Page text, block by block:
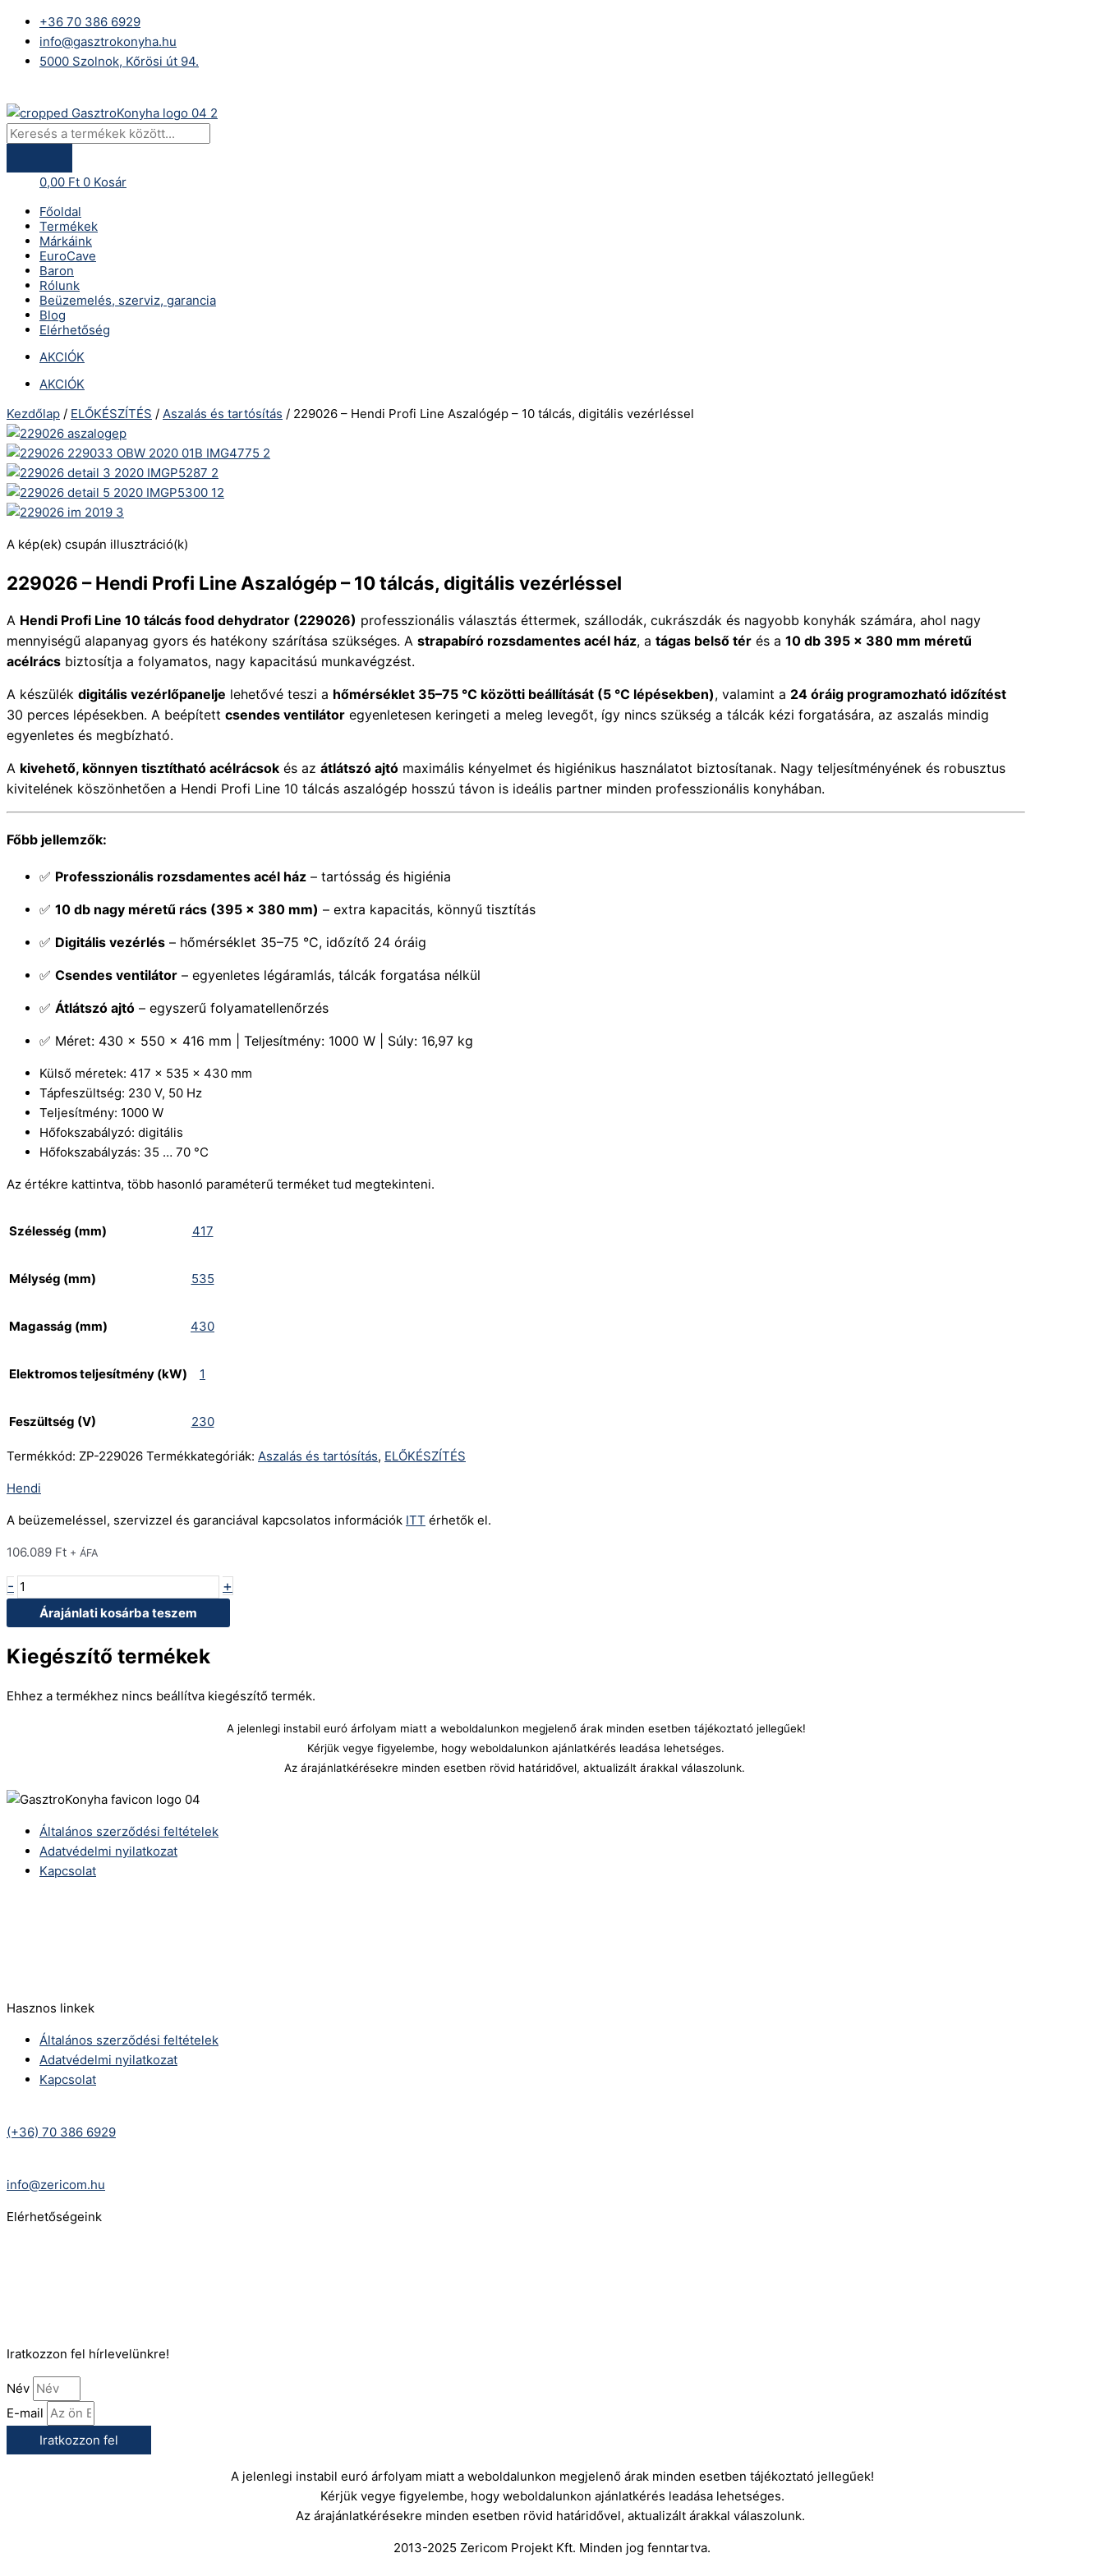
content
+36 70 386 6929
info@gasztrokonyha.hu
5000 Szolnok, Kőrösi út 94.
search
0,00 Ft 0 Kosár
Főoldal
Termékek
Márkáink
EuroCave
Baron
Rólunk
Beüzemelés, szerviz, garancia
Blog
Elérhetőség
AKCIÓK
AKCIÓK
Kezdőlap / ELŐKÉSZÍTÉS / Aszalás és tartósítás / 229026 – Hendi Profi Line Aszalógép – 10 tálcás, digitális vezérléssel
A kép(ek) csupán illusztráció(k)
229026 – Hendi Profi Line Aszalógép – 10 tálcás, digitális vezérléssel
A Hendi Profi Line 10 tálcás food dehydrator (229026) professzionális választás éttermek, szállodák, cukrászdák és nagyobb konyhák számára, ahol nagy
mennyiségű alapanyag gyors és hatékony szárítása szükséges. A strapabíró rozsdamentes acél ház, a tágas belső tér és a 10 db 395 × 380 mm méretű
acélrács biztosítja a folyamatos, nagy kapacitású munkavégzést.
A készülék digitális vezérlőpanelje lehetővé teszi a hőmérséklet 35–75 °C közötti beállítását (5 °C lépésekben), valamint a 24 óráig programozható időzítést
30 perces lépésekben. A beépített csendes ventilátor egyenletesen keringeti a meleg levegőt, így nincs szükség a tálcák kézi forgatására, az aszalás mindig
egyenletes és megbízható.
A kivehető, könnyen tisztítható acélrácsok és az átlátszó ajtó maximális kényelmet és higiénikus használatot biztosítanak. Nagy teljesítményének és robusztus
kivitelének köszönhetően a Hendi Profi Line 10 tálcás aszalógép hosszú távon is ideális partner minden professzionális konyhában.
Főbb jellemzők:
✅ Professzionális rozsdamentes acél ház – tartósság és higiénia
✅ 10 db nagy méretű rács (395 × 380 mm) – extra kapacitás, könnyű tisztítás
✅ Digitális vezérlés – hőmérséklet 35–75 °C, időzítő 24 óráig
✅ Csendes ventilátor – egyenletes légáramlás, tálcák forgatása nélkül
✅ Átlátszó ajtó – egyszerű folyamatellenőrzés
✅ Méret: 430 × 550 × 416 mm | Teljesítmény: 1000 W | Súly: 16,97 kg
Külső méretek: 417 x 535 x 430 mm
Tápfeszültség: 230 V, 50 Hz
Teljesítmény: 1000 W
Hőfokszabályzó: digitális
Hőfokszabályzás: 35 … 70 °C
Az értékre kattintva, több hasonló paraméterű terméket tud megtekinteni.
Szélesség (mm) 417
Mélység (mm) 535
Magasság (mm) 430
Elektromos teljesítmény (kW) 1
Feszültség (V) 230
Termékkód: ZP-229026 Termékkategóriák: Aszalás és tartósítás, ELŐKÉSZÍTÉS
Hendi
A beüzemeléssel, szervizzel és garanciával kapcsolatos információk ITT érhetők el.
106.089 Ft + ÁFA
-
Hendi
Profi
Aszalógép
–
10
digitális
vezérléssel
mennyiség
+
Árajánlati kosárba teszem
Kiegészítő termékek
Ehhez a termékhez nincs beállítva kiegészítő termék.
A jelenlegi instabil euró árfolyam miatt a weboldalunkon megjelenő árak minden esetben tájékoztató jellegűek!
Kérjük vegye figyelembe, hogy weboldalunkon ajánlatkérés leadása lehetséges.
Az árajánlatkérésekre minden esetben rövid határidővel, aktualizált árakkal válaszolunk.
Általános szerződési feltételek
Adatvédelmi nyilatkozat
Kapcsolat
Hasznos linkek
Általános szerződési feltételek
Adatvédelmi nyilatkozat
Kapcsolat
(+36) 70 386 6929
info@zericom.hu
Elérhetőségeink
Iratkozzon fel hírlevelünkre!
Név
E-mail
Iratkozzon fel
A jelenlegi instabil euró árfolyam miatt a weboldalunkon megjelenő árak minden esetben tájékoztató jellegűek!
Kérjük vegye figyelembe, hogy weboldalunkon ajánlatkérés leadása lehetséges.
Az árajánlatkérésekre minden esetben rövid határidővel, aktualizált árakkal válaszolunk.
2013-2025 Zericom Projekt Kft. Minden jog fenntartva.